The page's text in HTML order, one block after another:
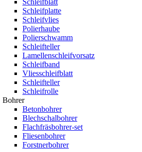
Schleifblatt
Schleifplatte
Schleifvlies
Polierhaube
Polierschwamm
Schleifteller
Lamellenschleifvorsatz
Schleifband
Vliesschleifblatt
Schleifteller
Schleifrolle
Bohrer
Betonbohrer
Blechschalbohrer
Flachfräsbohrer-set
Fliesenbohrer
Forstnerbohrer